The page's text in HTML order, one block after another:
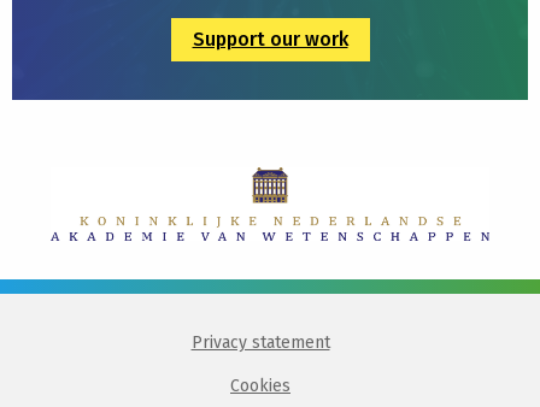
Support our work
Privacy statement
Cookies